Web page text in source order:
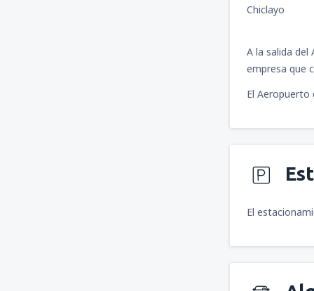
Chiclayo
A la salida
empresa que
El Aeropuerto
El